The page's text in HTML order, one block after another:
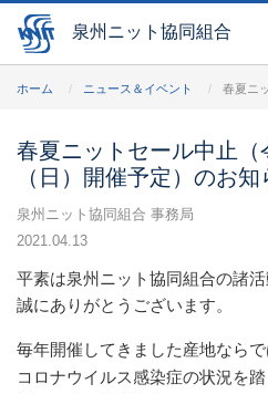
泉州ニット協同組合
ホーム ニュース＆イベント 春夏ニ
春夏ニットセール中止（
（日）開催予定）のお知
泉州ニット協同組合 事務局
2021.04.13
平素は泉州ニット協同組合の諸
誠にありがとうございます。
毎年開催してきました産地なら
コロナウイルス感染症の状況を